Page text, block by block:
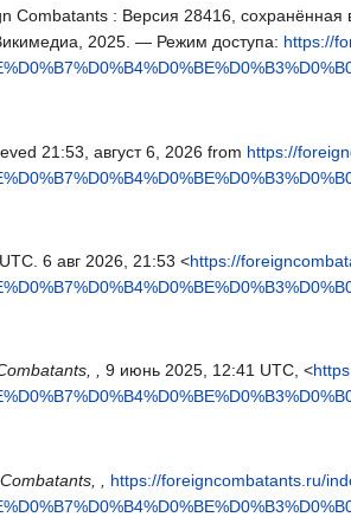
Combatants : Версия 28416,
2025. — Режим доступа: https://
21:53, август 6, 2026 from https://
6 авг 2026, 21:53 <https://
, 9 июнь 2025, 12:41 UTC, <
,
https://foreigncombatants.ru/